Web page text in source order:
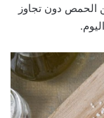
الحمص دون تجاوز